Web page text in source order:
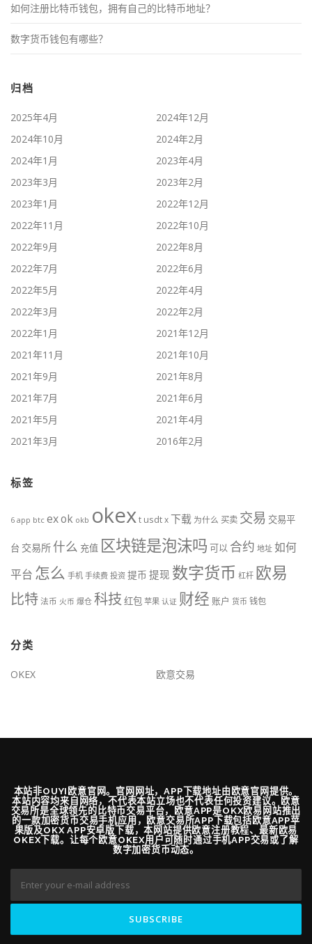
如何注册比特币钱包，拥有自己的比特币地址？
数字货币钱包有哪些？
归档
2025年4月
2024年12月
2024年10月
2024年2月
2024年1月
2023年4月
2023年3月
2023年2月
2023年1月
2022年12月
2022年11月
2022年10月
2022年9月
2022年8月
2022年7月
2022年6月
2022年5月
2022年4月
2022年3月
2022年2月
2022年1月
2021年12月
2021年11月
2021年10月
2021年9月
2021年8月
2021年7月
2021年6月
2021年5月
2021年4月
2021年3月
2016年2月
标签
6 app btc exok okb okext usdtx下载 为什么 买卖 交易 交易平
台 交易所 什么 充值 区块链是泡沫吗 可以 合约 地址 如何
平台 怎么 手机 手续费 投资 提币 提现 数字货币 杠杆 欧易
比特法币 火币 爆仓 科技 红包 苹果 认证 财经 账户 货币 钱包
分类
OKEX 欧意交易
本站非OUYI欧意官网。官网网址，APP下载地址由欧意官网提供。
本站内容均来自网络，不代表本站立场也不代表任何投资建议。欧意
交易所是全球领先的比特币交易平台，欧意APP是OKX欧易网站推出
的一款加密货币交易手机应用，欧意交易所APP下载包括欧意APP苹
果版及OKX APP安卓版下载，本网站提供欧意注册教程、最新欧易
OKEX下载。让每个欧意OKEX用户可随时通过手机APP交易或了解
数字加密货币动态。